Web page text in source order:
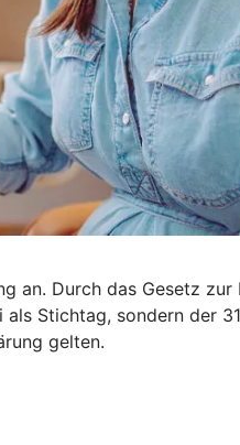
an. Durch das Gesetz
Stichtag, sondern der
gelten.